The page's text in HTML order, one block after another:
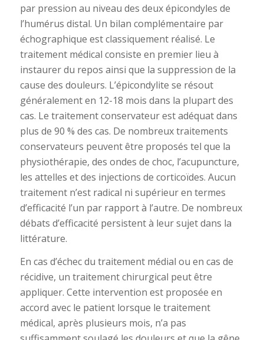
par pression au niveau des deux épicondyles de
l’humérus distal. Un bilan complémentaire par
échographique est classiquement réalisé. Le
traitement médical consiste en premier lieu à
instaurer du repos ainsi que la suppression de la
cause des douleurs. L’épicondylite se résout
généralement en 12-18 mois dans la plupart des
cas. Le traitement conservateur est adéquat dans
plus de 90 % des cas. De nombreux traitements
conservateurs peuvent être proposés tel que la
physiothérapie, des ondes de choc, l’acupuncture,
les attelles et des injections de corticoïdes. Aucun
traitement n’est radical ni supérieur en termes
d’efficacité l’un par rapport à l’autre. De nombreux
débats d’efficacité persistent à leur sujet dans la
littérature.
En cas d’échec du traitement médial ou en cas de
récidive, un traitement chirurgical peut être
appliquer. Cette intervention est proposée en
accord avec le patient lorsque le traitement
médical, après plusieurs mois, n’a pas